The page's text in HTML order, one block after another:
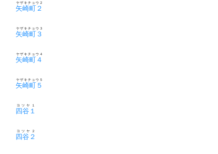
矢崎町２
ヤザキチョウ２
矢崎町３
ヤザキチョウ３
矢崎町４
ヤザキチョウ４
矢崎町５
ヤザキチョウ５
四谷１
ヨツヤ１
四谷２
ヨツヤ２